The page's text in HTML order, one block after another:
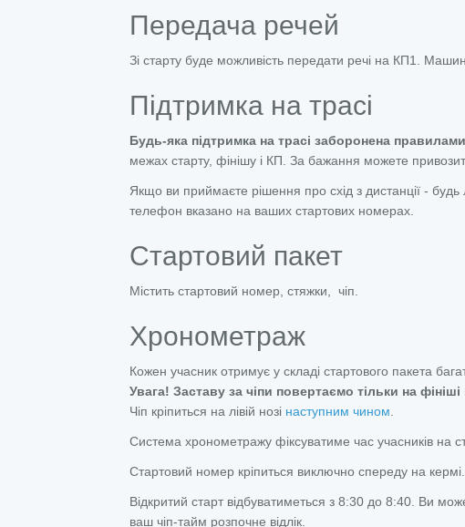
Передача речей
Зі старту буде можливість передати речі на КП1.
Підтримка на трасі
Будь-яка підтримка на трасі заборонена
межах старту, фінішу і КП. За бажання можете
Якщо ви приймаєте рішення про схід з дистанції -
телефон вказано на ваших стартових номерах.
Стартовий пакет
Містить стартовий номер, стяжки, чіп.
Хронометраж
Кожен учасник отримує у складі стартового пакета
Увага! Заставу за чіпи повертаємо тільки на фініші
Чіп кріпиться на лівій нозі наступним чином
Система хронометражу фіксуватиме час учасників на
Стартовий номер кріпиться виключно спереду на кермі.
Відкритий старт відбуватиметься з 8:30 до 8:40. Ви
ваш чіп-тайм розпочне відлік.